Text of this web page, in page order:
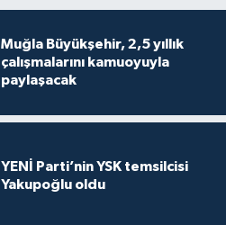
Muğla Büyükşehir, 2,5 yıllık
çalışmalarını kamuoyuyla
paylaşacak
YENİ Parti’nin YSK temsilcisi
Yakupoğlu oldu